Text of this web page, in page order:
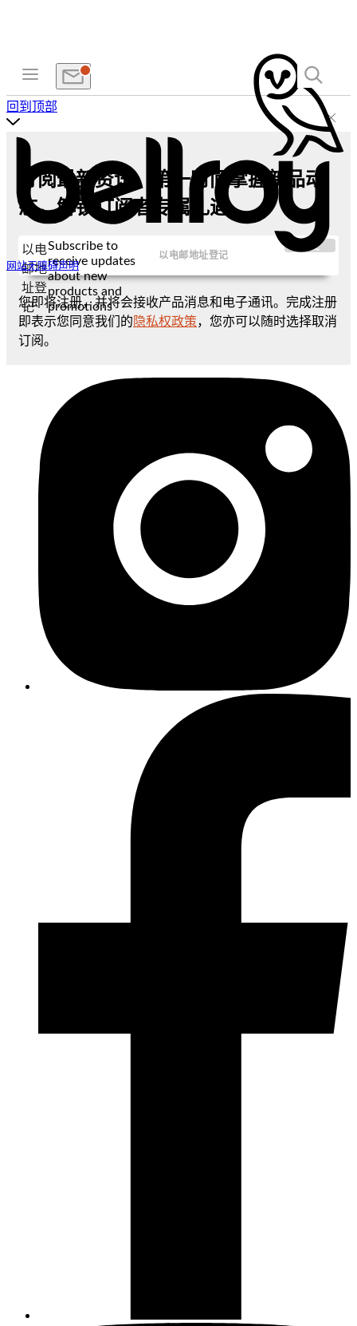
网站无障碍声明
回到顶部
订阅最新资讯，第一时间掌握新品动
态，解锁订阅者专属礼遇
以电
邮地
址登
记
Subscribe to
receive updates
about new
products and
promotions
提交
您即将注册，并将会接收产品消息和电子通讯。完成注册
即表示您同意我们的 隐私权政策，您亦可以随时选择取消
订阅。